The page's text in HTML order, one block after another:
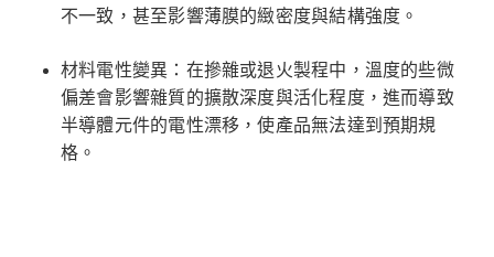
不一致，甚至影響薄膜的緻密度與結構強度。
材料電性變異：在摻雜或退火製程中，溫度的些微
偏差會影響雜質的擴散深度與活化程度，進而導致
半導體元件的電性漂移，使產品無法達到預期規
格。